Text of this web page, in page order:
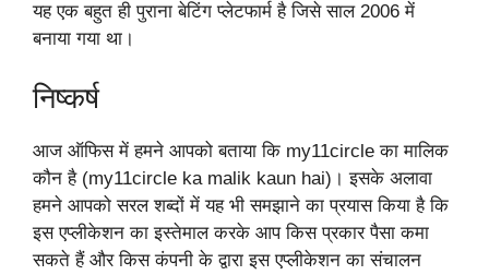
यह एक बहुत ही पुराना बेटिंग प्लेटफार्म है जिसे साल 2006 में
बनाया गया था।
निष्कर्ष
आज ऑफिस में हमने आपको बताया कि my11circle का मालिक
कौन है (my11circle ka malik kaun hai)। इसके अलावा
हमने आपको सरल शब्दों में यह भी समझाने का प्रयास किया है कि
इस एप्लीकेशन का इस्तेमाल करके आप किस प्रकार पैसा कमा
सकते हैं और किस कंपनी के द्वारा इस एप्लीकेशन का संचालन